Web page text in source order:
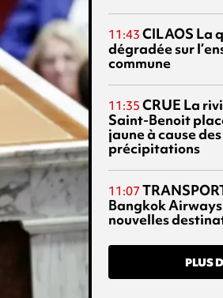
11:43 CILAOS La
dégradée sur
commune
11:35 CRUE La
Saint-Benoit
jaune à cause
précipitations
11:07
Bangkok
nouvelles
PLUS